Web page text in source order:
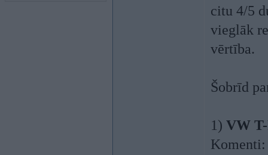
citu 4/5
vieglāk
vērtība.
Šobrīd
1) VW
Komenti: